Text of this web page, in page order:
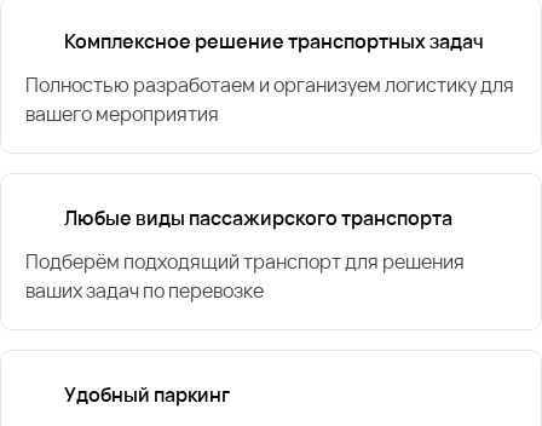
Комплексное решение транспортных задач
Полностью разработаем и организуем логистику для
вашего мероприятия
Любые виды пассажирского транспорта
Подберём подходящий транспорт для решения
ваших задач по перевозке
Удобный паркинг